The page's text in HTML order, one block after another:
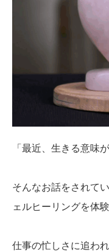
「最近、生きる意味
そんなお話をされて
ェルヒーリングを体
仕事の忙しさに追われ